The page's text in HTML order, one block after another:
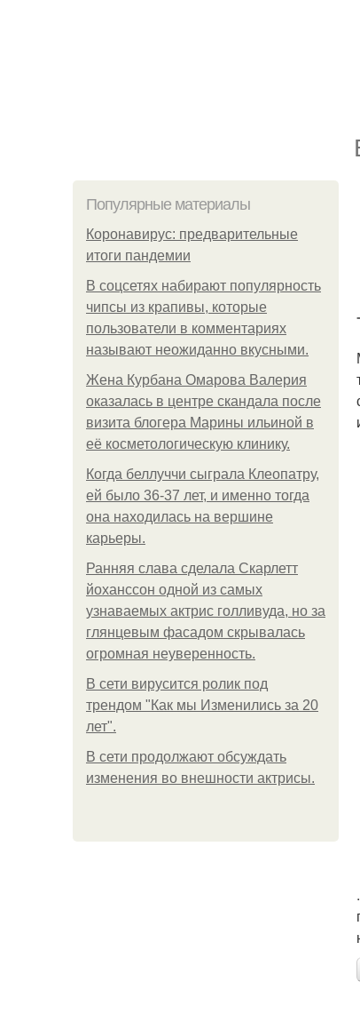
Популярные материалы
Коронавирус: предварительные
итоги пандемии
В соцсетях набирают популярность
чипсы из крапивы, которые
пользователи в комментариях
называют неожиданно вкусными.
Жена Курбана Омарова Валерия
оказалась в центре скандала после
визита блогера Марины ильиной в
её косметологическую клинику.
Когда беллуччи сыграла Клеопатру,
ей было 36-37 лет, и именно тогда
она находилась на вершине
карьеры.
Ранняя слава сделала Скарлетт
йоханссон одной из самых
узнаваемых актрис голливуда, но за
глянцевым фасадом скрывалась
огромная неуверенность.
В сети вирусится ролик под
трендом "Как мы Изменились за 20
лет".
В сети продолжают обсуждать
изменения во внешности актрисы.